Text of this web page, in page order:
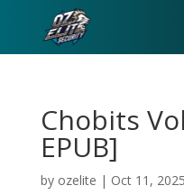
Chobits
EPUB]
by ozelite | Oct 11, 2025